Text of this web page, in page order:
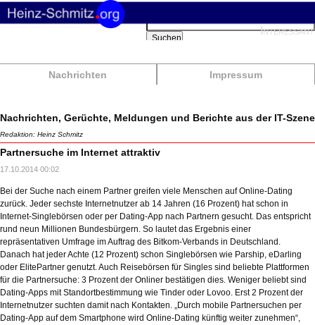
Nachrichten Impressum
Suchbegriffe
Suchen
Nachrichten, Gerüchte, Meldungen und Berichte aus der IT-Szene
Redaktion: Heinz Schmitz
Partnersuche im Internet attraktiv
17.10.2014 00:02
Bei der Suche nach einem Partner greifen viele Menschen auf Online-Dating
zurück. Jeder sechste Internetnutzer ab 14 Jahren (16 Prozent) hat schon in
Internet-Singlebörsen oder per Dating-App nach Partnern gesucht. Das entspricht
rund neun Millionen Bundesbürgern. So lautet das Ergebnis einer
repräsentativen Umfrage im Auftrag des Bitkom-Verbands in Deutschland.
Danach hat jeder Achte (12 Prozent) schon Singlebörsen wie Parship, eDarling
oder ElitePartner genutzt. Auch Reisebörsen für Singles sind beliebte Plattformen
für die Partnersuche: 3 Prozent der Onliner bestätigen dies. Weniger beliebt sind
Dating-Apps mit Standortbestimmung wie Tinder oder Lovoo. Erst 2 Prozent der
Internetnutzer suchten damit nach Kontakten. „Durch mobile Partnersuchen per
Dating-App auf dem Smartphone wird Online-Dating künftig weiter zunehmen“,